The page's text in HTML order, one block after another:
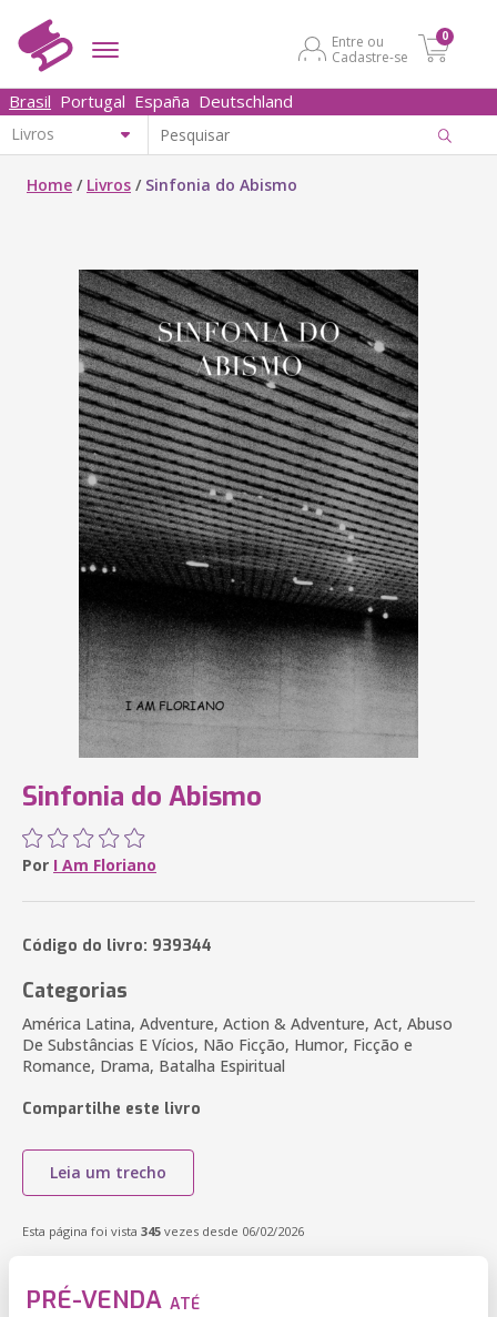
Entre ou
Cadastre-se
0
Brasil Portugal España Deutschland
Home / Livros / Sinfonia do Abismo
Sinfonia do Abismo
Por I Am Floriano
Código do livro: 939344
Categorias
América Latina, Adventure, Action & Adventure, Act, Abuso
De Substâncias E Vícios, Não Ficção, Humor, Ficção e
Romance, Drama, Batalha Espiritual
Compartilhe este livro
Leia um trecho
Esta página foi vista 345 vezes desde 06/02/2026
PRÉ-VENDA ATÉ